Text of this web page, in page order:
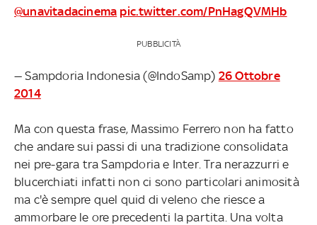
@unavitadacinema pic.twitter.com/PnHagQVMHb
PUBBLICITÀ
— Sampdoria Indonesia (@IndoSamp) 26 Ottobre
2014
Ma con questa frase, Massimo Ferrero non ha fatto
che andare sui passi di una tradizione consolidata
nei pre-gara tra Sampdoria e Inter. Tra nerazzurri e
blucerchiati infatti non ci sono particolari animosità
ma c'è sempre quel quid di veleno che riesce a
ammorbare le ore precedenti la partita. Una volta